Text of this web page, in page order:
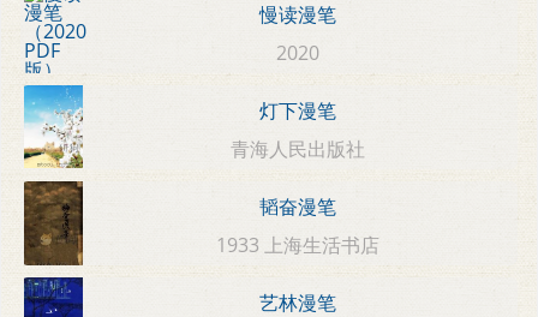
慢读漫笔
2020
灯下漫笔
青海人民出版社
韬奋漫笔
1933 上海生活书店
艺林漫笔